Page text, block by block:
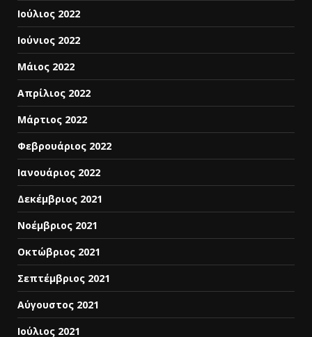
Ιούλιος 2022
Ιούνιος 2022
Μάιος 2022
Απρίλιος 2022
Μάρτιος 2022
Φεβρουάριος 2022
Ιανουάριος 2022
Δεκέμβριος 2021
Νοέμβριος 2021
Οκτώβριος 2021
Σεπτέμβριος 2021
Αύγουστος 2021
Ιούλιος 2021